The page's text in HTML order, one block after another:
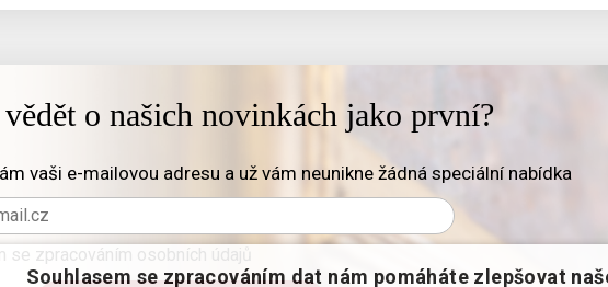
vědět o našich novinkách jako první?
vaši e-mailovou adresu a už vám neunikne žádná speciální nabídka
se zpracováním osobních údajů
Souhlasem se zpracováním dat nám pomáháte zlepšovat